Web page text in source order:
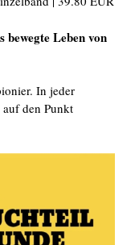
bewegte Leben von
In jeder
den Punkt